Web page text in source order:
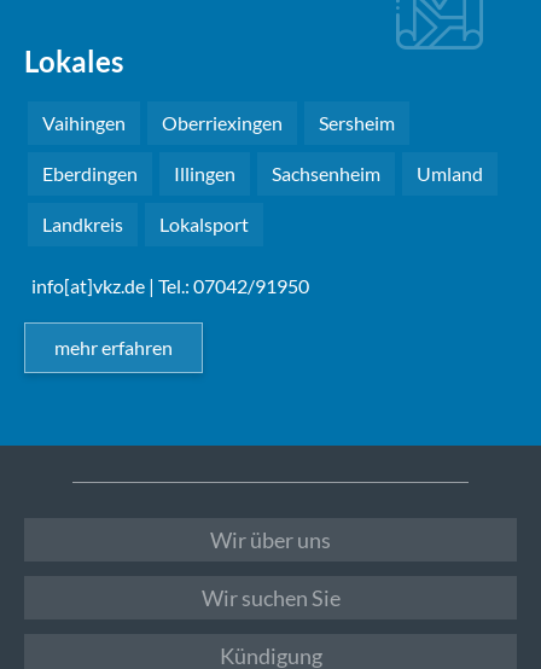
Lokales
Vaihingen Oberriexingen Sersheim
Eberdingen Illingen Sachsenheim Umland
Landkreis Lokalsport
info[at]vkz.de | Tel.: 07042/91950
mehr erfahren
Wir über uns
Wir suchen Sie
Kündigung